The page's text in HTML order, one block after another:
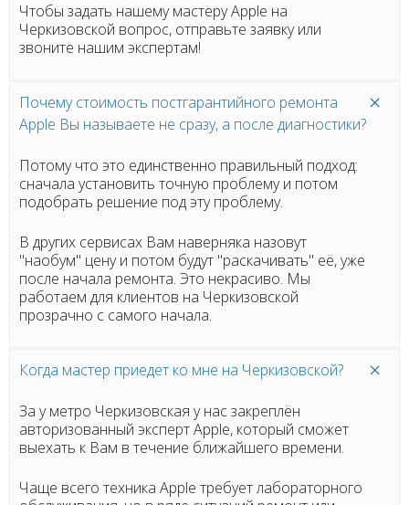
Чтобы задать нашему мастеру Apple на
Черкизовской вопрос, отправьте заявку или
звоните нашим экспертам!
Почему стоимость постгарантийного ремонта
Apple Вы называете не сразу, а после диагностики?
Потому что это единственно правильный подход:
сначала установить точную проблему и потом
подобрать решение под эту проблему.
В других сервисах Вам наверняка назовут
"наобум" цену и потом будут "раскачивать" её, уже
после начала ремонта. Это некрасиво. Мы
работаем для клиентов на Черкизовской
прозрачно с самого начала.
Когда мастер приедет ко мне на Черкизовской?
За у метро Черкизовская у нас закреплён
авторизованный эксперт Apple, который сможет
выехать к Вам в течение ближайшего времени.
Чаще всего техника Apple требует лабораторного